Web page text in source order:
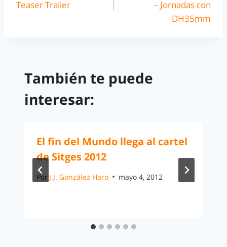
Teaser Trailer
– Jornadas con
DH35mm
También te puede
interesar:
El fin del Mundo llega al cartel
de Sitges 2012
Por J.J. González Haro mayo 4, 2012